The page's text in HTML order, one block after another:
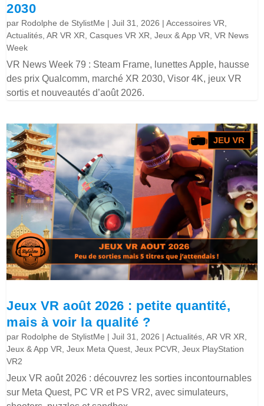
2030
par Rodolphe de StylistMe |Juil 31, 2026 |Accessoires VR
Actualités ,AR VR XR ,Casques VR XR ,Jeux & App VR ,VR News
Week
VR News Week 79 : Steam Frame, lunettes Apple, hausse
des prix Qualcomm, marché XR 2030, Visor 4K, jeux VR
sortis et nouveautés d’août 2026.
Jeux VR août 2026 : petite quantité,
mais à voir la qualité ?
par Rodolphe de StylistMe |Juil 31, 2026 |Actualités ,AR VR XR
Jeux & App VR ,Jeux Meta Quest ,Jeux PCVR ,Jeux PlayStation
VR2
Jeux VR août 2026 : découvrez les sorties incontournables
sur Meta Quest, PC VR et PS VR2, avec simulateurs,